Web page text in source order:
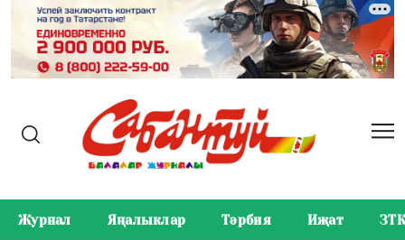
Журнал Яңалыклар Тәрбия Иҗат ЗТК